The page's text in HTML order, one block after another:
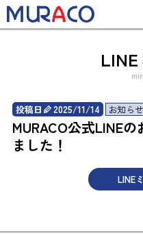
2025/11/14 お知らせ
MURACO公式LINE
ました！
LINE